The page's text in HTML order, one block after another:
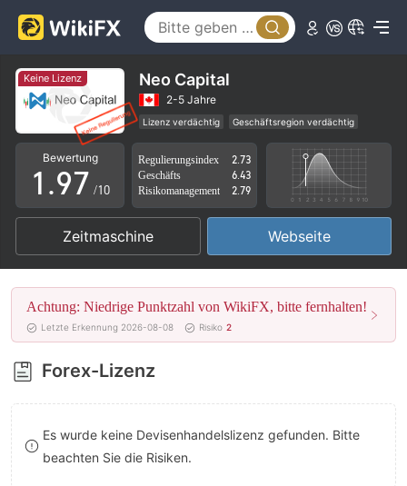
Keine Lizenz Neo Capital
2-5 Jahre
Lizenz verdächtig
Geschäftsregion verdächtig
Hohes potenzielles Risiko
Bewertung
0
1
2
3
4
5
6
7
8
9
.
5
6
7
8
9
3
4
5
6
7
8
9
/10
Regulierungsindex
2.73
Geschäfts
6.43
Risikomanagement
2.79
Zeitmaschine Webseite
Achtung: Niedrige Punktzahl von WikiFX, bitte fernhalten!
Letzte Erkennung 2026-08-08 Risiko 2
Forex-Lizenz
Es wurde keine Devisenhandelslizenz gefunden. Bitte
beachten Sie die Risiken.